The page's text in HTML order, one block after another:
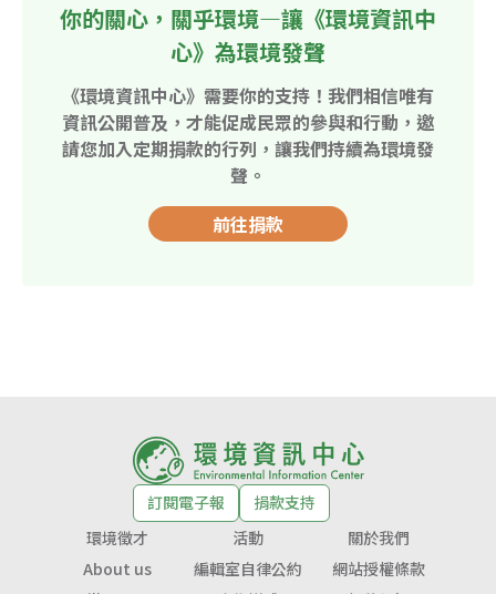
你的關心，關乎環境—讓《環境資訊中
心》為環境發聲
《環境資訊中心》需要你的支持！我們相信唯有
資訊公開普及，才能促成民眾的參與和行動，邀
請您加入定期捐款的行列，讓我們持續為環境發
聲。
前往捐款
訂閱電子報
捐款支持
環境徵才
活動
關於我們
About us
編輯室自律公約
網站授權條款